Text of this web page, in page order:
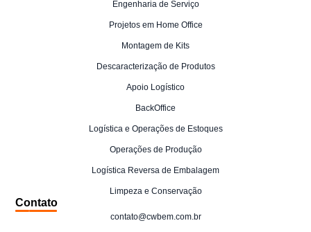
Engenharia de Serviço
Projetos em Home Office
Montagem de Kits
Descaracterização de Produtos
Apoio Logístico
BackOffice
Logística e Operações de Estoques
Operações de Produção
Logística Reversa de Embalagem
Limpeza e Conservação
Contato
contato@cwbem.com.br